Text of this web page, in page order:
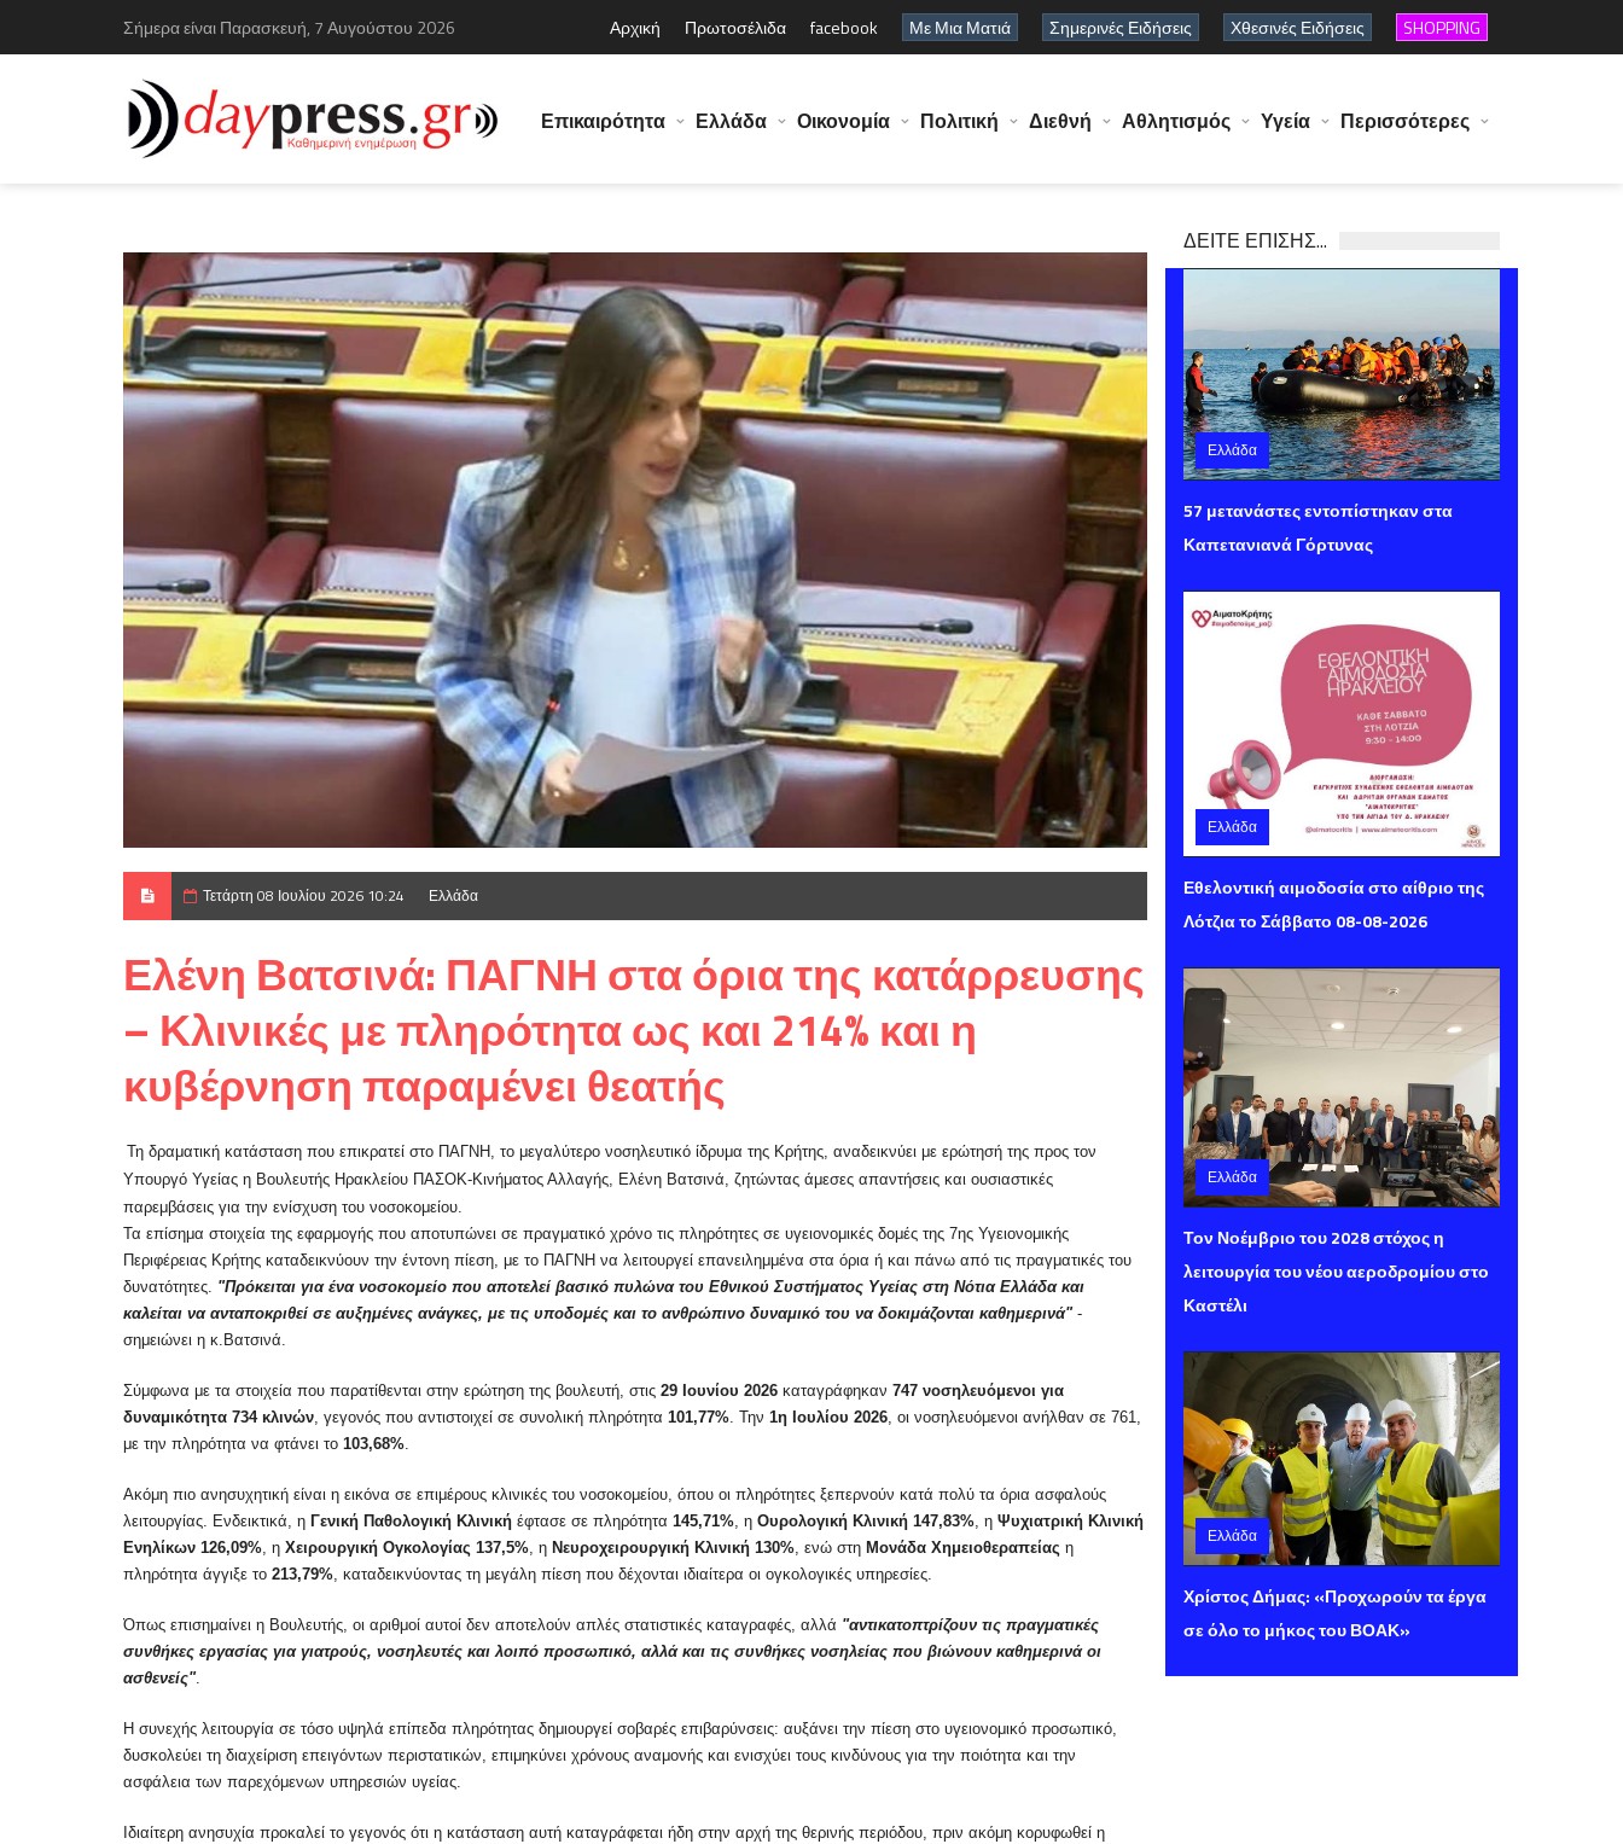
Σήμερα είναι Παρασκευή, 7 Αυγούστου 2026 Αρχική Πρωτοσέλιδα facebook Με Μια Ματιά Σημερινές Ειδήσεις Χθεσινές Ειδήσεις SHOPPING
Επικαιρότητα Ελλάδα Οικονομία Πολιτική Διεθνή Αθλητισμός Υγεία Περισσότερες
Τετάρτη 08 Ιουλίου 2026 10:24 Ελλάδα
Ελένη Βατσινά: ΠΑΓΝΗ στα όρια της κατάρρευσης
– Κλινικές με πληρότητα ως και 214% και η
κυβέρνηση παραμένει θεατής
Τη δραματική κατάσταση που επικρατεί στο ΠΑΓΝΗ, το μεγαλύτερο νοσηλευτικό ίδρυμα της Κρήτης, αναδεικνύει με ερώτησή της προς τον
Υπουργό Υγείας η Βουλευτής Ηρακλείου ΠΑΣΟΚ-Κινήματος Αλλαγής, Ελένη Βατσινά, ζητώντας άμεσες απαντήσεις και ουσιαστικές
παρεμβάσεις για την ενίσχυση του νοσοκομείου.
Τα επίσημα στοιχεία της εφαρμογής που αποτυπώνει σε πραγματικό χρόνο τις πληρότητες σε υγειονομικές δομές της 7ης Υγειονομικής
Περιφέρειας Κρήτης καταδεικνύουν την έντονη πίεση, με το ΠΑΓΝΗ να λειτουργεί επανειλημμένα στα όρια ή και πάνω από τις πραγματικές του
δυνατότητες. "Πρόκειται για ένα νοσοκομείο που αποτελεί βασικό πυλώνα του Εθνικού Συστήματος Υγείας στη Νότια Ελλάδα και
καλείται να ανταποκριθεί σε αυξημένες ανάγκες, με τις υποδομές και το ανθρώπινο δυναμικό του να δοκιμάζονται καθημερινά"-
σημειώνει η κ.Βατσινά.
Σύμφωνα με τα στοιχεία που παρατίθενται στην ερώτηση της βουλευτή, στις 29 Ιουνίου 2026 καταγράφηκαν 747 νοσηλευόμενοι για
δυναμικότητα 734 κλινών, γεγονός που αντιστοιχεί σε συνολική πληρότητα 101,77%. Την 1η Ιουλίου 2026, οι νοσηλευόμενοι ανήλθαν σε 761,
με την πληρότητα να φτάνει το 103,68%.
Ακόμη πιο ανησυχητική είναι η εικόνα σε επιμέρους κλινικές του νοσοκομείου, όπου οι πληρότητες ξεπερνούν κατά πολύ τα όρια ασφαλούς
λειτουργίας. Ενδεικτικά, η Γενική Παθολογική Κλινική έφτασε σε πληρότητα 145,71%, η Ουρολογική Κλινική 147,83%, η Ψυχιατρική Κλινική
Ενηλίκων 126,09%, η Χειρουργική Ογκολογίας 137,5%, η Νευροχειρουργική Κλινική 130%, ενώ στη Μονάδα Χημειοθεραπείας η
πληρότητα άγγιξε το 213,79%, καταδεικνύοντας τη μεγάλη πίεση που δέχονται ιδιαίτερα οι ογκολογικές υπηρεσίες.
Όπως επισημαίνει η Βουλευτής, οι αριθμοί αυτοί δεν αποτελούν απλές στατιστικές καταγραφές, αλλά "αντικατοπτρίζουν τις πραγματικές
συνθήκες εργασίας για γιατρούς, νοσηλευτές και λοιπό προσωπικό, αλλά και τις συνθήκες νοσηλείας που βιώνουν καθημερινά οι
ασθενείς".
Η συνεχής λειτουργία σε τόσο υψηλά επίπεδα πληρότητας δημιουργεί σοβαρές επιβαρύνσεις: αυξάνει την πίεση στο υγειονομικό προσωπικό,
δυσκολεύει τη διαχείριση επειγόντων περιστατικών, επιμηκύνει χρόνους αναμονής και ενισχύει τους κινδύνους για την ποιότητα και την
ασφάλεια των παρεχόμενων υπηρεσιών υγείας.
Ιδιαίτερη ανησυχία προκαλεί το γεγονός ότι η κατάσταση αυτή καταγράφεται ήδη στην αρχή της θερινής περιόδου, πριν ακόμη κορυφωθεί η
ΔΕΙΤΕ ΕΠΙΣΗΣ...
Ελλάδα
Παρασκευή 07 Αυγούστου 2026 15:40
57 μετανάστες εντοπίστηκαν στα
Καπετανιανά Γόρτυνας
Ελλάδα
Παρασκευή 07 Αυγούστου 2026 14:16
Εθελοντική αιμοδοσία στο αίθριο της
Λότζια το Σάββατο 08-08-2026
Ελλάδα
Παρασκευή 07 Αυγούστου 2026 14:00
Τον Νοέμβριο του 2028 στόχος η
λειτουργία του νέου αεροδρομίου στο
Καστέλι
Ελλάδα
Παρασκευή 07 Αυγούστου 2026 13:40
Χρίστος Δήμας: «Προχωρούν τα έργα
σε όλο το μήκος του ΒΟΑΚ»